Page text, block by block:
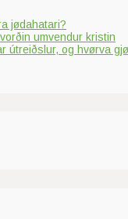
jødahatari?
umvendur kristin
útreiðslur, og hvørva